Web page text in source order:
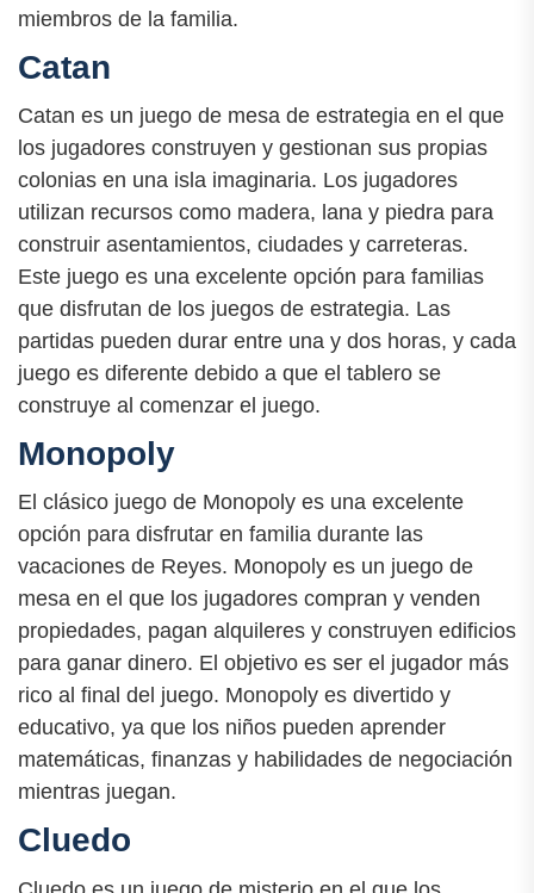
miembros de la familia.
Catan
Catan es un juego de mesa de estrategia en el que
los jugadores construyen y gestionan sus propias
colonias en una isla imaginaria. Los jugadores
utilizan recursos como madera, lana y piedra para
construir asentamientos, ciudades y carreteras.
Este juego es una excelente opción para familias
que disfrutan de los juegos de estrategia. Las
partidas pueden durar entre una y dos horas, y cada
juego es diferente debido a que el tablero se
construye al comenzar el juego.
Monopoly
El clásico juego de Monopoly es una excelente
opción para disfrutar en familia durante las
vacaciones de Reyes. Monopoly es un juego de
mesa en el que los jugadores compran y venden
propiedades, pagan alquileres y construyen edificios
para ganar dinero. El objetivo es ser el jugador más
rico al final del juego. Monopoly es divertido y
educativo, ya que los niños pueden aprender
matemáticas, finanzas y habilidades de negociación
mientras juegan.
Cluedo